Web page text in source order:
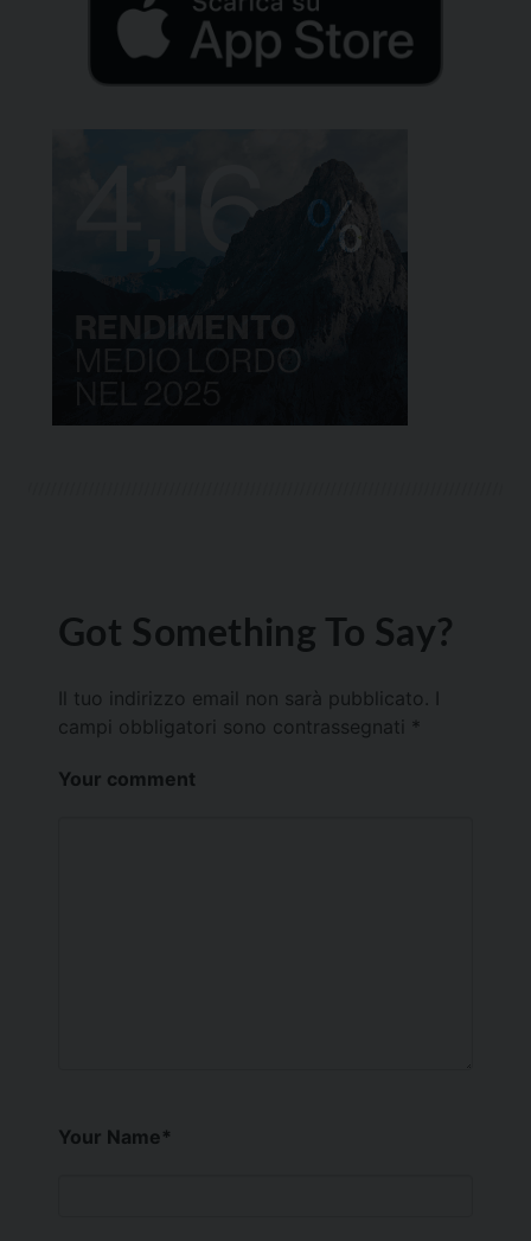
Got Something To Say?
Il tuo indirizzo email non sarà pubblicato.
campi obbligatori sono contrassegnati *
Your comment
Your Name*